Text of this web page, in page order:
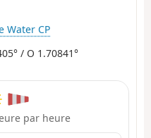
Water CP
/ O 1.70841°
par heure